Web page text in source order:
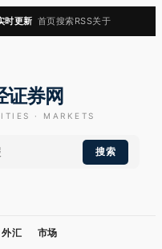
时更新 首页搜索RSS关于
证券网
· MARKETS
搜索
外汇 市场